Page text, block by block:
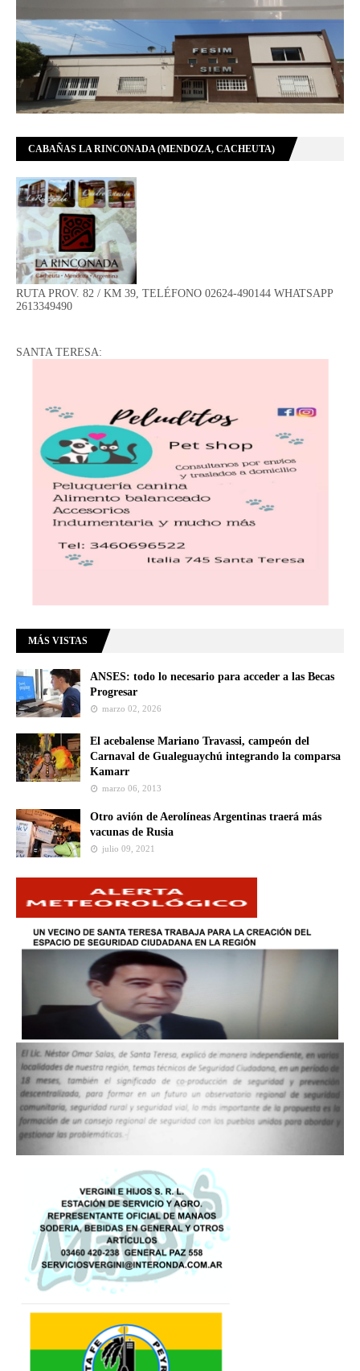
CABAÑAS LA RINCONADA (MENDOZA, CACHEUTA)
RUTA PROV. 82 / KM 39, TELÉFONO 02624-490144 WHATSAPP
2613349490
SANTA TERESA:
MÁS VISTAS
ANSES: todo lo necesario para acceder a las Becas
Progresar
marzo 02, 2026
El acebalense Mariano Travassi, campeón del
Carnaval de Gualeguaychú integrando la comparsa
Kamarr
marzo 06, 2013
Otro avión de Aerolíneas Argentinas traerá más
vacunas de Rusia
julio 09, 2021